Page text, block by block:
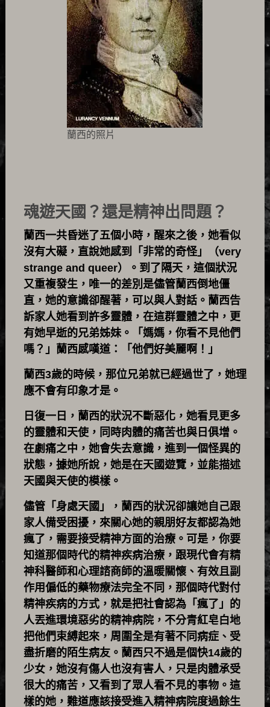
蘭西的照片
魂遊天國？還是精神出問題？
蘭西一共昏迷了五個小時，醒來之後，她看似
沒有大礙，直說她感到「非常的奇怪」（very
strange and queer）。到了隔天，這個狀況
又重複發生，唯一的差別是儘管蘭西倒地僵
直，她的意識卻醒著，可以與人對話。蘭西告
訴家人她看到許多靈體，在這群靈體之中，更
有她早逝的兄弟姊妹。「媽媽，你看不見他們
嗎？」蘭西感嘆道：「他們好美麗啊！」
蘭西3歲的時候，那位兄弟就已經過世了，她理
應不會有印象才是。
日復一日，蘭西的狀況不斷惡化，她看見更多
的靈體和天使，同時肉體的痛苦也與日俱增。
在劇痛之中，她會失去意識，進到一個怪異的
狀態，據她所說，她是在天國遊覽，並能描述
天國與天使的模樣。
儘管「身處天國」，蘭西的狀況卻讓她自己跟
家人備受困擾，來關心她的親朋好友都認為她
瘋了，需要接受精神方面的治療。可是，你要
知道那個時代的精神疾病治療，跟現代會有精
神科醫師和心理諮商師的溫暖關懷、有效且副
作用偏低的藥物療法完全不同，那個時代對付
精神疾病的方式，就是把社會認為「瘋了」的
人丟進環境惡劣的精神病院，不分青紅皂白地
把他們束縛起來，周圍全是有著不同病症、受
盡折磨的陌生病友。蘭西只不過是個快14歲的
少女，她沒有傷人也沒有害人，只是肉體承受
很大的痛苦，又看到了眾人看不見的事物。這
樣的她，難道應該接受進入精神病院度過餘生